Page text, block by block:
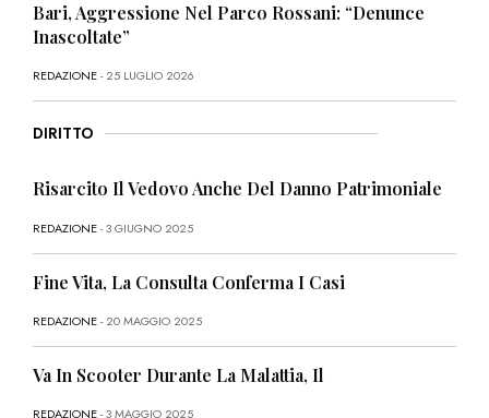
Bari, Aggressione Nel Parco Rossani: “Denunce
Inascoltate”
REDAZIONE- 25 LUGLIO 2026
DIRITTO
Risarcito Il Vedovo Anche Del Danno Patrimoniale
REDAZIONE- 3 GIUGNO 2025
Fine Vita, La Consulta Conferma I Casi
REDAZIONE- 20 MAGGIO 2025
Va In Scooter Durante La Malattia, Il
REDAZIONE- 3 MAGGIO 2025